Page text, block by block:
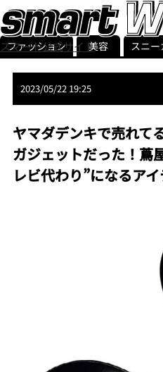
スマート公式サイト
ファッション 美容 スニー
2023/05/22 19:25
ヤマダデンキで売れて
ガジェットだった！蔦
レビ代わり”になるア